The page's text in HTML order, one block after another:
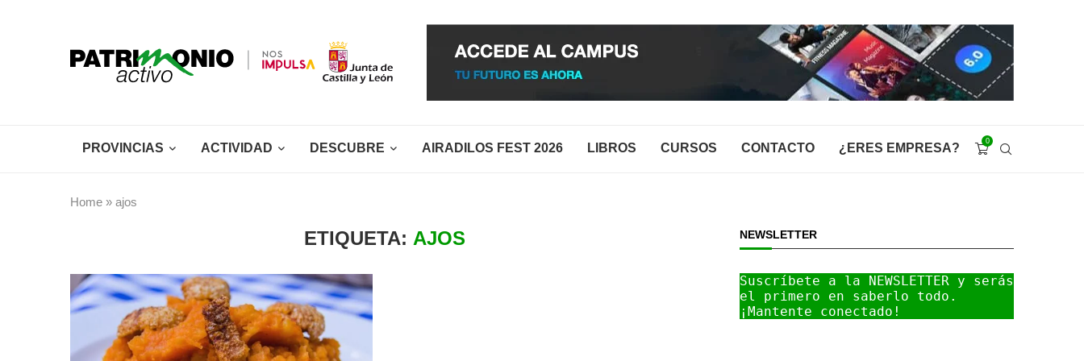
PROVINCIAS ACTIVIDAD DESCUBRE AIRADILOS FEST 2026 LIBROS CURSOS CONTACTO ¿ERES EMPRESA? 0
Home » ajos
ETIQUETA: AJOS NEWSLETTER
Suscríbete a la NEWSLETTER y serás
el primero en saberlo todo.
¡Mantente conectado!